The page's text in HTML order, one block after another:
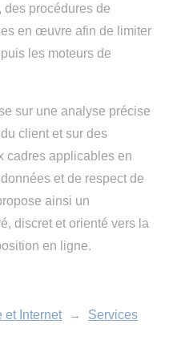
des procédures de
en œuvre afin de limiter
les moteurs de
sur une analyse précise
client et sur des
cadres applicables en
et de respect de
ainsi un
discret et orienté vers la
en ligne.
et Internet → Services